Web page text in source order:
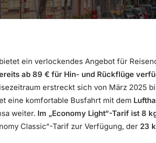
bietet ein verlockendes Angebot für
ab 89 € für Hin- und Rückflüge
erstreckt sich von März 2025
eine komfortable Busfahrt mit dem
weiter. Im „Economy Light“-Tarif ist 8
Classic“-Tarif zur Verfügung, der 23